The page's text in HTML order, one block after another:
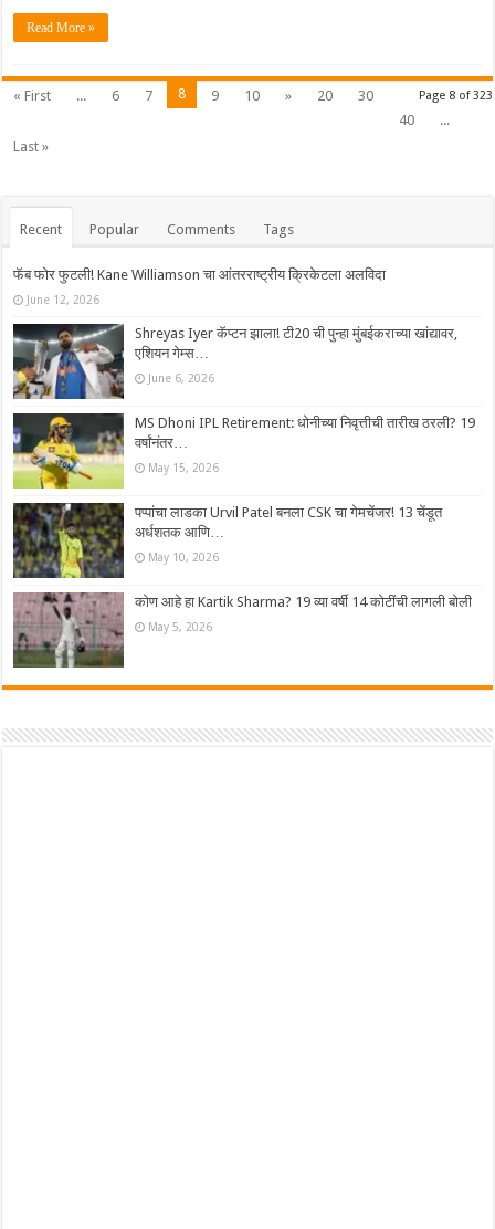
Read More »
Page 8 of 323
« First ... 6 7 8 9 10 » 20
30
40
...
Last »
Recent Popular Comments Tags
फॅब फोर फुटली! Kane Williamson चा आंतरराष्ट्रीय क्रिकेटला अलविदा
June 12, 2026
Shreyas Iyer कॅप्टन झाला! टी20 ची पुन्हा मुंबईकराच्या खांद्यावर,
एशियन गेम्स…
June 6, 2026
MS Dhoni IPL Retirement: धोनीच्या निवृत्तीची तारीख ठरली? 19
वर्षांनंतर…
May 15, 2026
पप्पांचा लाडका Urvil Patel बनला CSK चा गेमचेंजर! 13 चेंडूत
अर्धशतक आणि…
May 10, 2026
कोण आहे हा Kartik Sharma? 19 व्या वर्षी 14 कोटींची लागली बोली
May 5, 2026